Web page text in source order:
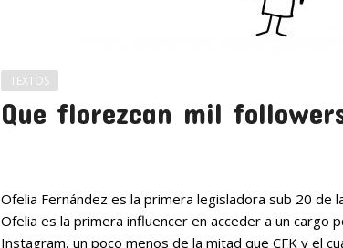
TEXTOS
Que florezcan mil
Ofelia Fernández es la primera legisladora sub 20 de
Ofelia es la primera influencer en acceder a un cargo
Instagram, un poco menos de la mitad que CFK y el